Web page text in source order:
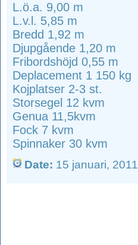
L.ö.a. 9,00 m
L.v.l. 5,85 m
Bredd 1,92 m
Djupgående 1,20 m
Fribordshöjd 0,55 m
Deplacement 1 150 kg
Kojplatser 2-3 st.
Storsegel 12 kvm
Genua 11,5kvm
Fock 7 kvm
Spinnaker 30 kvm
Date: 15 januari, 2011